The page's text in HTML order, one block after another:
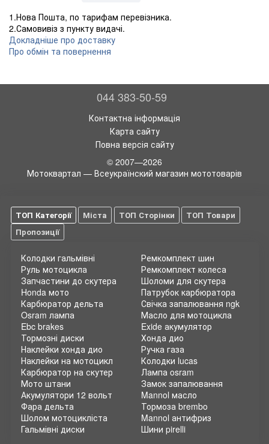
1.Нова Пошта, по тарифам перевізника.
2.Самовивіз з пункту видачі.
Докладніше про доставку
Про обмін та повернення
044 383-50-59
Контактна інформація
Карта сайту
Повна версія сайту
© 2007—2026
Мотоквартал — Всеукраїнский магазин мототоварів
ТОП Категорії Міста ТОП Сторінки
ТОП Товари
Пропозиції
Колодки гальмівні
Руль мотоцикла
Запчастини до скутера
Honda мото
Карбюратор дельта
Osram лампа
Ebc brakes
Тормозні диски
Ремкомплект шин
Ремкомплект колеса
Шоломи для скутера
Патрубок карбюратора
Свічка запалювання ngk
Масло для мотоцикла
Exide акумулятор
Хонда дио
Наклейки хонда дио
Наклейки на мотоцикл
Карбюратор на скутер
Мото штани
Акумулятори 12 вольт
Фара дельта
Шолом мотоцикліста
Гальмівні диски
Ручка газа
Колодки lucas
Лампа osram
Замок запалювання
Mannol масло
Тормоза brembo
Mannol антифриз
Шини pirelli